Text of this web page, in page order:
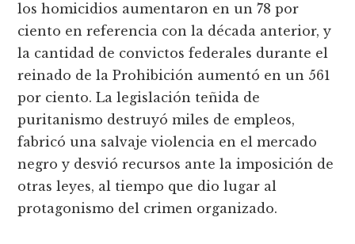
los homicidios aumentaron en un 78 por
ciento en referencia con la década anterior, y
la cantidad de convictos federales durante el
reinado de la Prohibición aumentó en un 561
por ciento. La legislación teñida de
puritanismo destruyó miles de empleos,
fabricó una salvaje violencia en el mercado
negro y desvió recursos ante la imposición de
otras leyes, al tiempo que dio lugar al
protagonismo del crimen organizado.